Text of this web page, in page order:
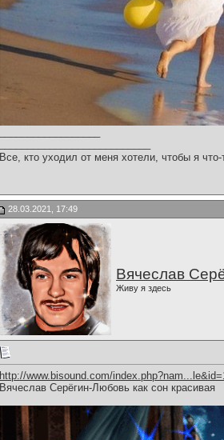
Все, кто уходил от меня хотели, чтобы я
28.03.2021, 17:49
Вячеслав
Живу я здесь
http://www.bisound.com/
Вячеслав Серёгин-Любовь как сон красивая